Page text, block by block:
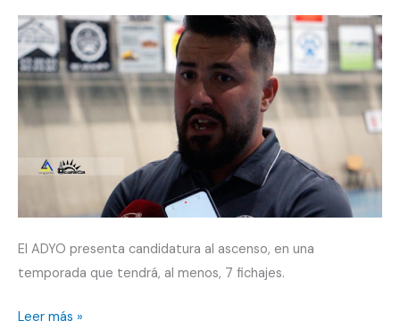
El ADYO presenta candidatura al ascenso, en una
temporada que tendrá, al menos, 7 fichajes.
El
Leer más »